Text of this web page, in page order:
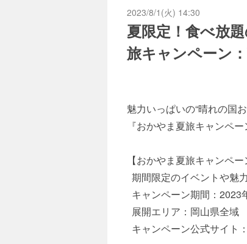
2023/8/1(火) 14:30
夏限定！食べ放
旅キャンペーン
魅力いっぱいの“晴れの国
『おかやま夏旅キャンペ
【おかやま夏旅キャンペー
期間限定のイベントや魅
キャンペーン期間：2023
展開エリア：岡山県全
キャンペーン公式サイト：